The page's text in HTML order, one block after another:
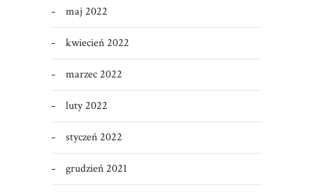
maj 2022
kwiecień 2022
marzec 2022
luty 2022
styczeń 2022
grudzień 2021